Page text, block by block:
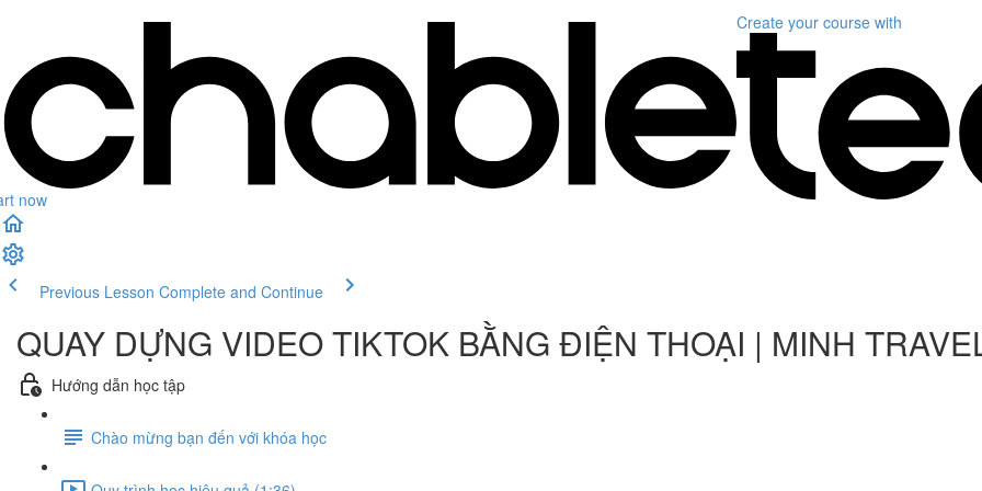
now
Create your course with
Previous Lesson Complete and Continue
QUAY DỰNG VIDEO TIKTOK BẰNG ĐIỆN THOẠI | MINH
Hướng dẫn học tập
Chào mừng bạn đến với khóa học